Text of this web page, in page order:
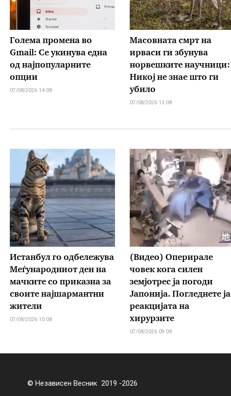
Голема промена во
Gmail: Се укинува една
од најпопуларните
опции
07/08/2026 14:08
Масовната смрт на
ирваси ги збунува
норвешките научници:
Никој не знае што ги
убило
07/08/2026 13:08
Истанбул го одбележува
Меѓународниот ден на
мачките со приказна за
своите најшармантни
жители
07/08/2026 10:08
(Видео) Оперирале
човек кога силен
земјотрес ја погоди
Јапонија. Погледнете ја
реакцијата на
хирурзите
07/08/2026 09:08
© Независен Весник 2019 -2026